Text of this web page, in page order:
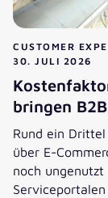
CUSTOMER
30. JULI 2026
bringen
Rund ein
über E-
noch